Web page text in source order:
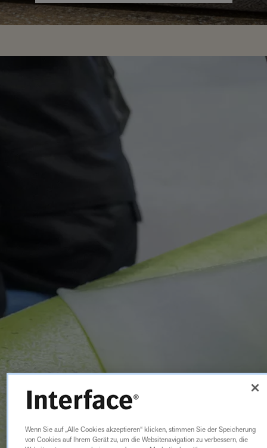
Wenn Sie auf „Alle Cookies akzeptieren“ klicken, stimmen Sie der Speicherung
von Cookies auf Ihrem Gerät zu, um die Websitenavigation zu verbessern, die